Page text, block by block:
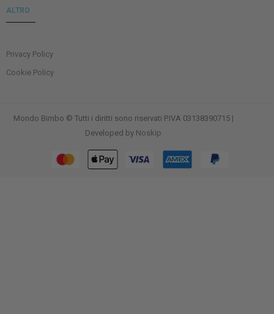
ALTRO
Privacy Policy
Cookie Policy
Mondo Bimbo © Tutti i diritti sono riservati P.IVA 03138390715 |
Developed by Noskip